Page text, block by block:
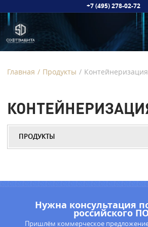
+7 (495) 278-02-72
Главная / Продукты / Контейнеризация
ПРОДУКТЫ
Нужна консультация
российского
Пришлём коммерческое предложение